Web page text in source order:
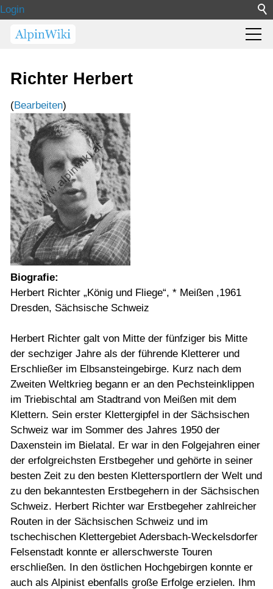
Login
Richter Herbert
(Bearbeiten)
Biografie:
Herbert Richter „König und Fliege“, * Meißen ,1961
Dresden, Sächsische Schweiz
Herbert Richter galt von Mitte der fünfziger bis Mitte
der sechziger Jahre als der führende Kletterer und
Erschließer im Elbsansteingebirge. Kurz nach dem
Zweiten Weltkrieg begann er an den Pechsteinklippen
im Triebischtal am Stadtrand von Meißen mit dem
Klettern. Sein erster Klettergipfel in der Sächsischen
Schweiz war im Sommer des Jahres 1950 der
Daxenstein im Bielatal. Er war in den Folgejahren einer
der erfolgreichsten Erstbegeher und gehörte in seiner
besten Zeit zu den besten Klettersportlern der Welt und
zu den bekanntesten Erstbegehern in der Sächsischen
Schweiz. Herbert Richter war Erstbegeher zahlreicher
Routen in der Sächsischen Schweiz und im
tschechischen Klettergebiet Adersbach-Weckelsdorfer
Felsenstadt konnte er allerschwerste Touren
erschließen. In den östlichen Hochgebirgen konnte er
auch als Alpinist ebenfalls große Erfolge erzielen. Ihm